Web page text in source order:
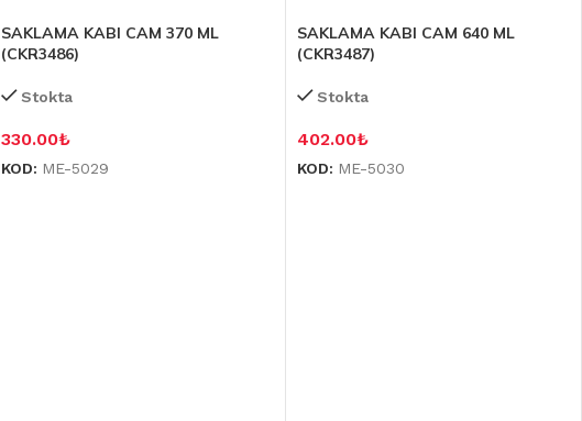
SAKLAMA KABI CAM 370 ML
(CKR3486)
Stokta
330.00₺
KOD: ME-5029
SAKLAMA KABI CAM 640 ML
(CKR3487)
Stokta
402.00₺
KOD: ME-5030